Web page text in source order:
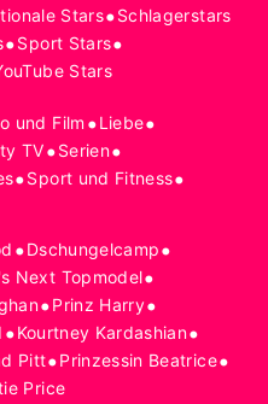
Stars•Schlagerstars
•Sport Stars•
Stars
und Film •Liebe•
TV•Serien•
•Sport und Fitness•
•Dschungelcamp•
Next Topmodel•
•Prinz Harry•
•Kourtney Kardashian•
Pitt•Prinzessin Beatrice•
Price